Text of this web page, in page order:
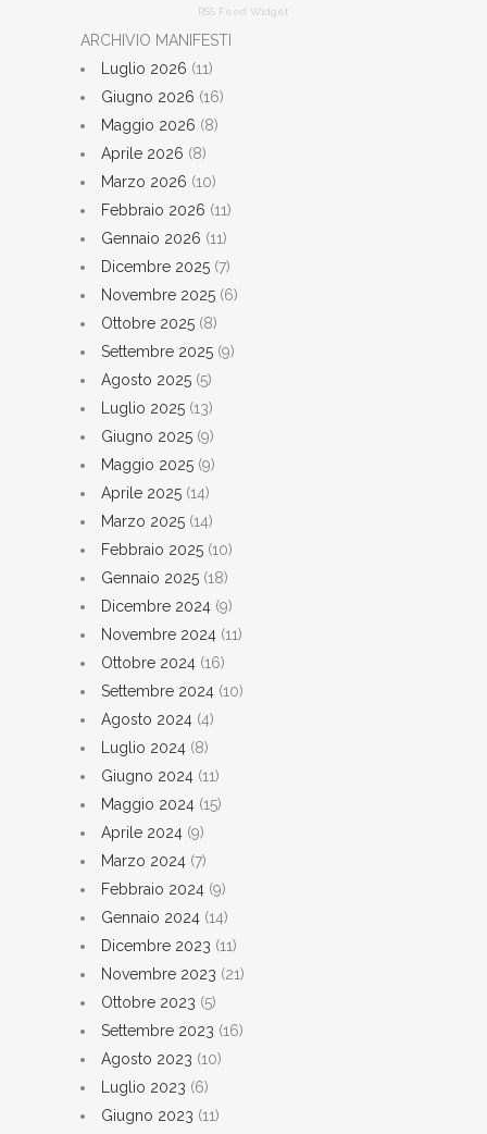
RSS Feed Widget
ARCHIVIO MANIFESTI
Luglio 2026 (11)
Giugno 2026 (16)
Maggio 2026 (8)
Aprile 2026 (8)
Marzo 2026 (10)
Febbraio 2026 (11)
Gennaio 2026 (11)
Dicembre 2025 (7)
Novembre 2025 (6)
Ottobre 2025 (8)
Settembre 2025 (9)
Agosto 2025 (5)
Luglio 2025 (13)
Giugno 2025 (9)
Maggio 2025 (9)
Aprile 2025 (14)
Marzo 2025 (14)
Febbraio 2025 (10)
Gennaio 2025 (18)
Dicembre 2024 (9)
Novembre 2024 (11)
Ottobre 2024 (16)
Settembre 2024 (10)
Agosto 2024 (4)
Luglio 2024 (8)
Giugno 2024 (11)
Maggio 2024 (15)
Aprile 2024 (9)
Marzo 2024 (7)
Febbraio 2024 (9)
Gennaio 2024 (14)
Dicembre 2023 (11)
Novembre 2023 (21)
Ottobre 2023 (5)
Settembre 2023 (16)
Agosto 2023 (10)
Luglio 2023 (6)
Giugno 2023 (11)